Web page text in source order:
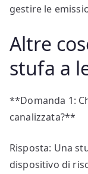
gestire le
Altre
stufa a
**Domanda 1:
canalizzata?**
Risposta: Una
dispositivo di